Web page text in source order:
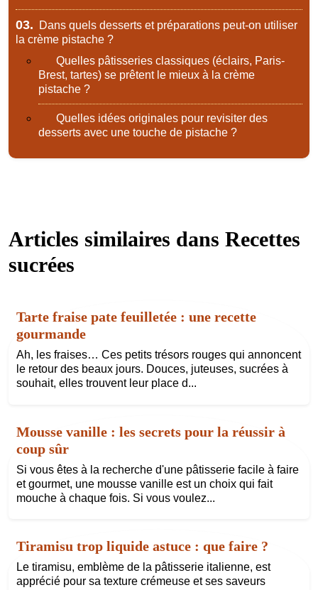
03.
Dans quels desserts et préparations peut-on utiliser
la crème pistache ?
Quelles pâtisseries classiques (éclairs, Paris-
Brest, tartes) se prêtent le mieux à la crème
pistache ?
Quelles idées originales pour revisiter des
desserts avec une touche de pistache ?
Articles similaires dans Recettes
sucrées
Tarte fraise pate feuilletée : une recette
gourmande
Ah, les fraises… Ces petits trésors rouges qui annoncent
le retour des beaux jours. Douces, juteuses, sucrées à
souhait, elles trouvent leur place d...
Mousse vanille : les secrets pour la réussir à
coup sûr
Si vous êtes à la recherche d'une pâtisserie facile à faire
et gourmet, une mousse vanille est un choix qui fait
mouche à chaque fois. Si vous voulez...
Tiramisu trop liquide astuce : que faire ?
Le tiramisu, emblème de la pâtisserie italienne, est
apprécié pour sa texture crémeuse et ses saveurs